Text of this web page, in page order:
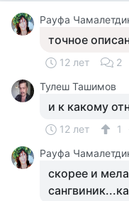
Рауфа
точное
12 лет 2
Тулеш Ташимов
и к какому
12 лет
1
Рауфа
скорее и